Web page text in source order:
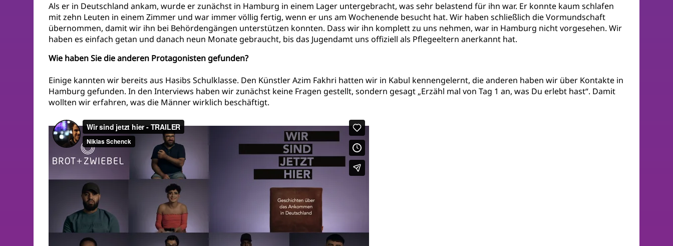
Als er in Deutschland ankam, wurde er zunächst in Hamburg in einem Lager untergebracht, was sehr belastend für ihn war. Er konnte kaum schlafen
mit zehn Leuten in einem Zimmer und war immer völlig fertig, wenn er uns am Wochenende besucht hat. Wir haben schließlich die Vormundschaft
übernommen, damit wir ihn bei Behördengängen unterstützen konnten. Dass wir ihn komplett zu uns nehmen, war in Hamburg nicht vorgesehen. Wir
haben es einfach getan und danach neun Monate gebraucht, bis das Jugendamt uns offiziell als Pflegeeltern anerkannt hat.
Wie haben Sie die anderen Protagonisten gefunden?
Einige kannten wir bereits aus Hasibs Schulklasse. Den Künstler Azim Fakhri hatten wir in Kabul kennengelernt, die anderen haben wir über Kontakte in
Hamburg gefunden. In den Interviews haben wir zunächst keine Fragen gestellt, sondern gesagt „Erzähl mal von Tag 1 an, was Du erlebt hast“. Damit
wollten wir erfahren, was die Männer wirklich beschäftigt.